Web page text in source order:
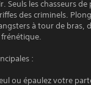
Seuls les chasseurs
des criminels.
à tour de bras,
:
ou épaulez votre